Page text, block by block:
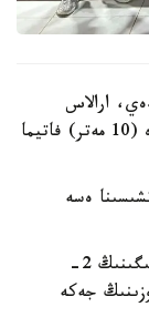
ارالاس
قارقىندا قوزعالاتىن جىلجىمالى نىسانا كوزدەۋدە (10 مەتر) فاتيما
ەسە
ال ەرلەر اراسىندا اسادبەك نازيركۋليەۆ تۇعىر بيىگىنىڭ 2-
جيناپ، ءوزىنىڭ جەكە